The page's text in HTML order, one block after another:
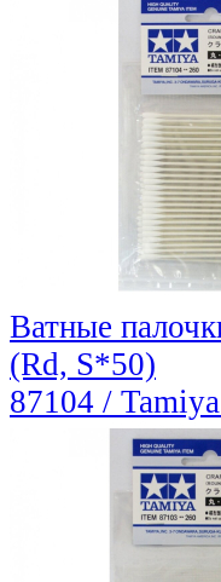
Ватные
(Rd, S*50)
87104 /